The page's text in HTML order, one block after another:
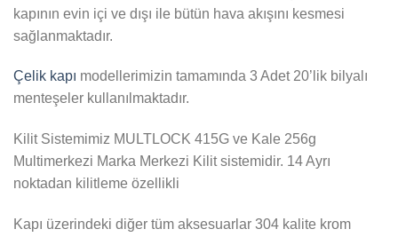
kapının evin içi ve dışı ile bütün hava akışını kesmesi
sağlanmaktadır.
Çelik kapı modellerimizin tamamında 3 Adet 20’lik bilyalı
menteşeler kullanılmaktadır.
Kilit Sistemimiz MULTLOCK 415G ve Kale 256g
Multimerkezi Marka Merkezi Kilit sistemidir. 14 Ayrı
noktadan kilitleme özellikli
Kapı üzerindeki diğer tüm aksesuarlar 304 kalite krom